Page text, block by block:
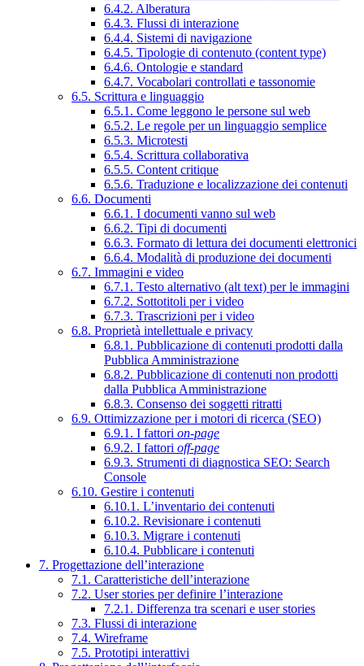
6.4.2. Alberatura
6.4.3. Flussi di interazione
6.4.4. Sistemi di navigazione
6.4.5. Tipologie di contenuto (content type)
6.4.6. Ontologie e standard
6.4.7. Vocabolari controllati e tassonomie
6.5. Scrittura e linguaggio
6.5.1. Come leggono le persone sul web
6.5.2. Le regole per un linguaggio semplice
6.5.3. Microtesti
6.5.4. Scrittura collaborativa
6.5.5. Content critique
6.5.6. Traduzione e localizzazione dei contenuti
6.6. Documenti
6.6.1. I documenti vanno sul web
6.6.2. Tipi di documenti
6.6.3. Formato di lettura dei documenti elettronici
6.6.4. Modalità di produzione dei documenti
6.7. Immagini e video
6.7.1. Testo alternativo (alt text) per le immagini
6.7.2. Sottotitoli per i video
6.7.3. Trascrizioni per i video
6.8. Proprietà intellettuale e privacy
6.8.1. Pubblicazione di contenuti prodotti dalla
Pubblica Amministrazione
6.8.2. Pubblicazione di contenuti non prodotti
dalla Pubblica Amministrazione
6.8.3. Consenso dei soggetti ritratti
6.9. Ottimizzazione per i motori di ricerca (SEO)
6.9.1. I fattori on-page
6.9.2. I fattori off-page
6.9.3. Strumenti di diagnostica SEO: Search
Console
6.10. Gestire i contenuti
6.10.1. L’inventario dei contenuti
6.10.2. Revisionare i contenuti
6.10.3. Migrare i contenuti
6.10.4. Pubblicare i contenuti
7. Progettazione dell’interazione
7.1. Caratteristiche dell’interazione
7.2. User stories per definire l’interazione
7.2.1. Differenza tra scenari e user stories
7.3. Flussi di interazione
7.4. Wireframe
7.5. Prototipi interattivi